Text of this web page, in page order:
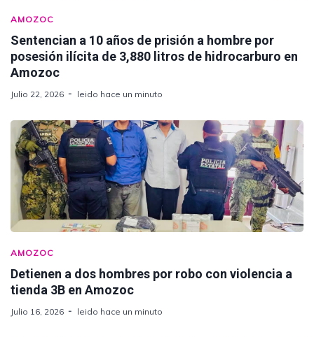
AMOZOC
Sentencian a 10 años de prisión a hombre por
posesión ilícita de 3,880 litros de hidrocarburo en
Amozoc
Julio 22, 2026 leido hace un minuto
AMOZOC
Detienen a dos hombres por robo con violencia a
tienda 3B en Amozoc
Julio 16, 2026 leido hace un minuto